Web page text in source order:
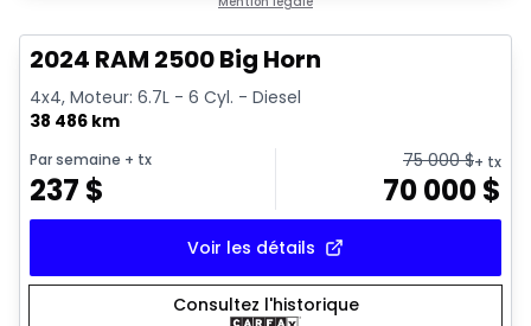
2024 RAM 2500 Big Horn
4x4, Moteur: 6.7L - 6 Cyl. - Diesel
38 486 km
Par semaine + tx
237 $
75 000$+ tx
70 000$
Voir les détails
Consultez l'historique